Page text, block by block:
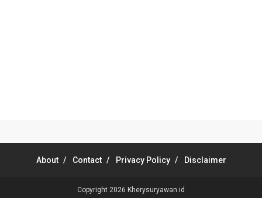
About Contact Privacy Policy Disclaimer
Copyright 2026 Kherysuryawan.id